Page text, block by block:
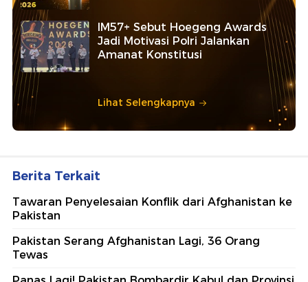
IM57+ Sebut Hoegeng Awards
Jadi Motivasi Polri Jalankan
Amanat Konstitusi
Lihat Selengkapnya
Berita Terkait
Tawaran Penyelesaian Konflik dari Afghanistan ke
Pakistan
Pakistan Serang Afghanistan Lagi, 36 Orang
Tewas